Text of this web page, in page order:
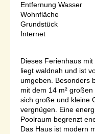
Entfernung Wasser
Wohnfläche
Grundstück
Internet
Dieses Ferienhaus
liegt waldnah und ist
umgeben. Besonders
mit dem 14 m²
sich große und kleine
vergnügen. Eine
Poolraum begrenzt
Das Haus ist modern